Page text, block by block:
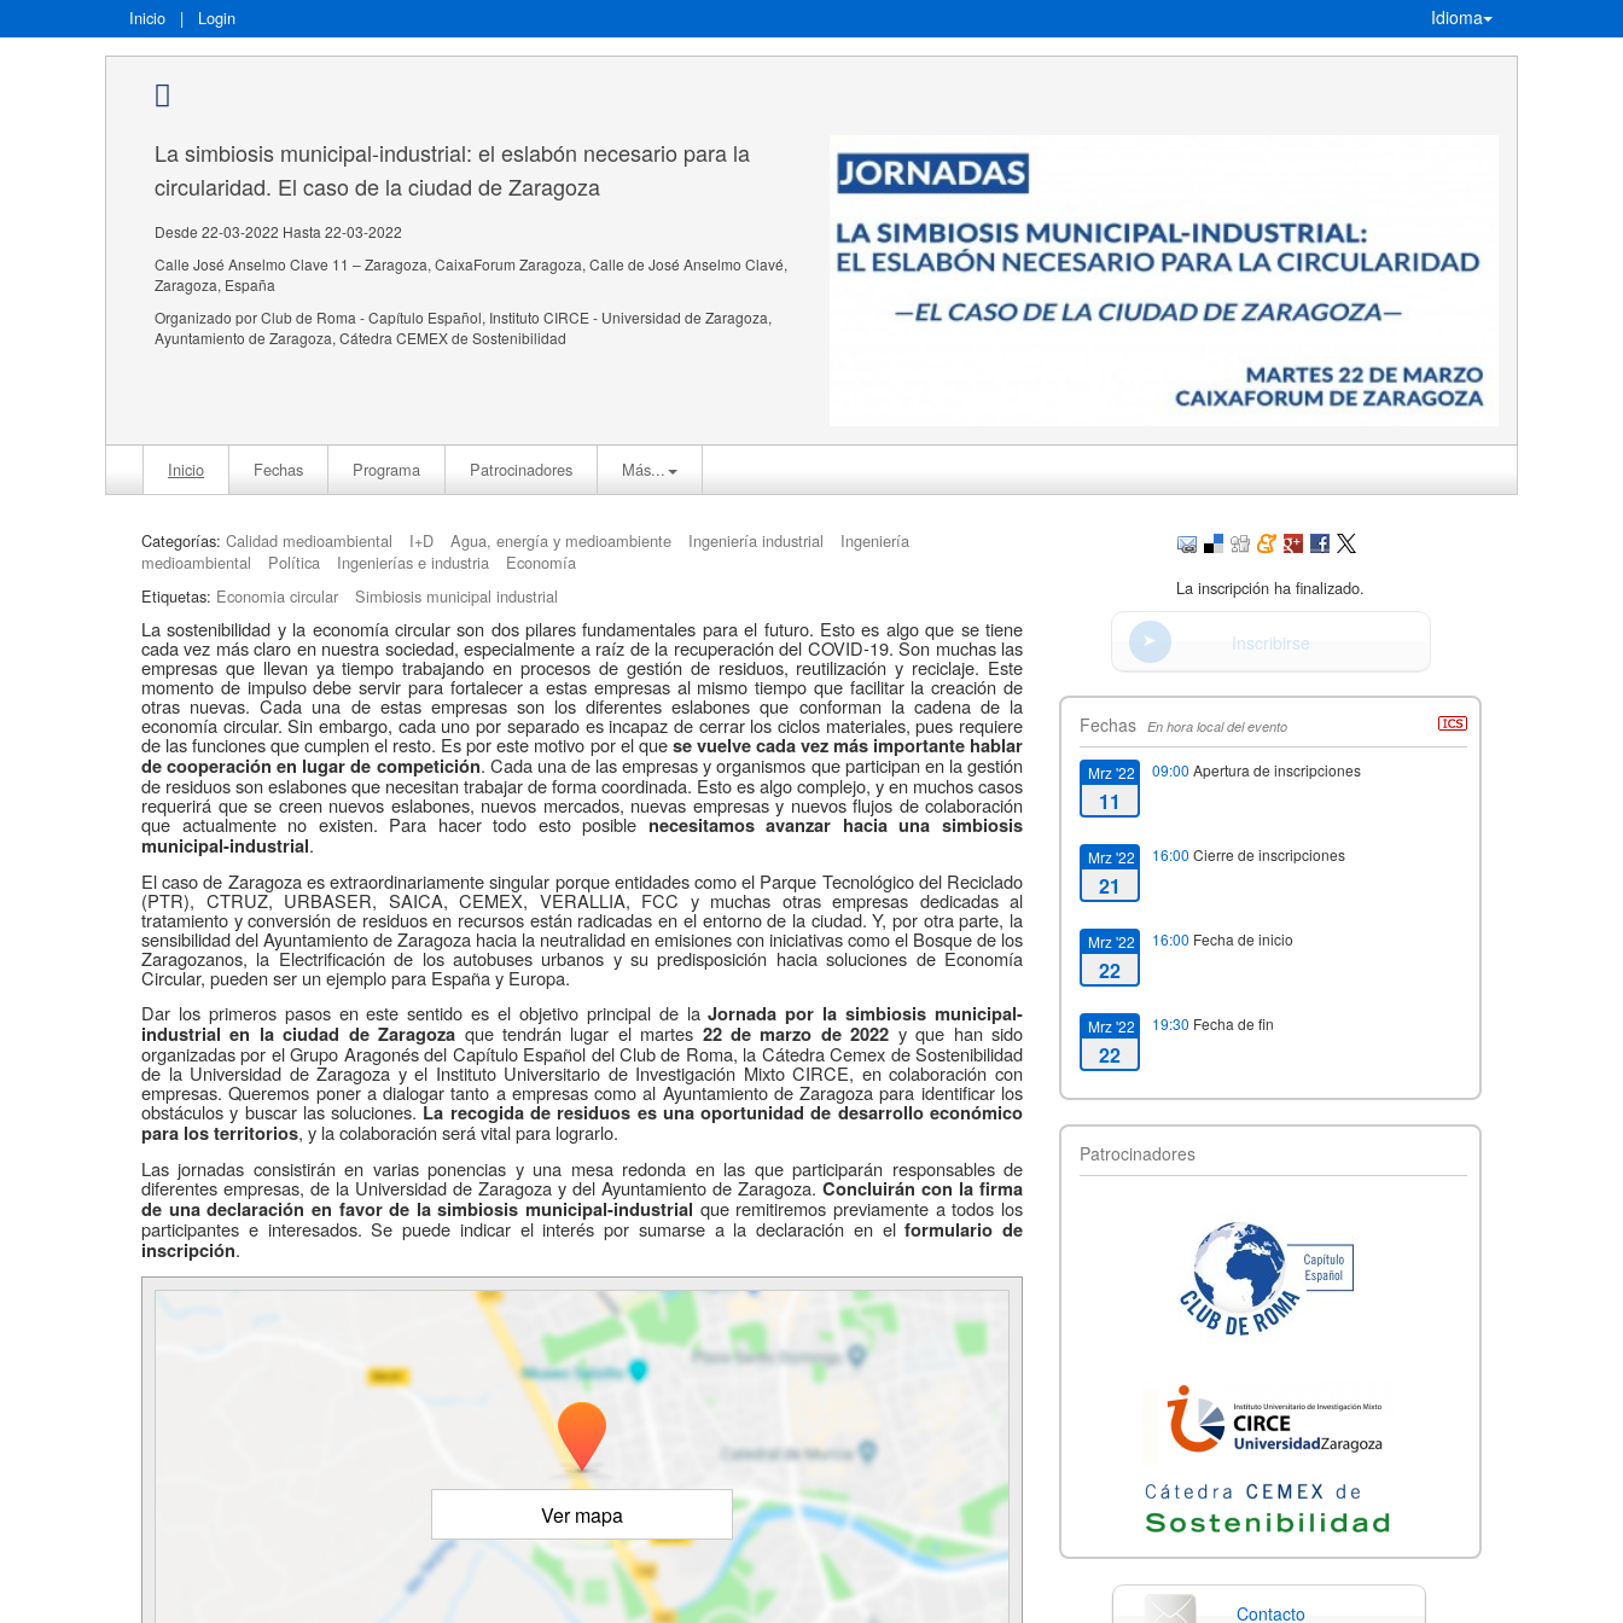
Inicio | Login Idioma
La simbiosis municipal-industrial: el eslabón necesario para la
circularidad. El caso de la ciudad de Zaragoza
Desde 22-03-2022 Hasta 22-03-2022
Calle José Anselmo Clave 11 – Zaragoza, CaixaForum Zaragoza, Calle de José Anselmo Clavé,
Zaragoza, España
Organizado por Club de Roma - Capítulo Español, Instituto CIRCE - Universidad de Zaragoza,
Ayuntamiento de Zaragoza, Cátedra CEMEX de Sostenibilidad
Inicio Fechas Programa Patrocinadores Más...
Categorías: Calidad medioambiental I+D Agua, energía y medioambiente Ingeniería industrial
Ingeniería
medioambiental
Política Ingenierías e industria
Economía
Etiquetas: Economia circular Simbiosis municipal industrial
La sostenibilidad y la economía circular son dos pilares fundamentales para el futuro. Esto es algo que se tiene
cada vez más claro en nuestra sociedad, especialmente a raíz de la recuperación del COVID-19. Son muchas las
empresas que llevan ya tiempo trabajando en procesos de gestión de residuos, reutilización y reciclaje. Este
momento de impulso debe servir para fortalecer a estas empresas al mismo tiempo que facilitar la creación de
otras nuevas. Cada una de estas empresas son los diferentes eslabones que conforman la cadena de la
economía circular. Sin embargo, cada uno por separado es incapaz de cerrar los ciclos materiales, pues requiere
de las funciones que cumplen el resto. Es por este motivo por el quese vuelve cada vez más importante hablar
de cooperación en lugar de competición. Cada una de las empresas y organismos que participan en la gestión
de residuos son eslabones que necesitan trabajar de forma coordinada. Esto es algo complejo, y en muchos casos
requerirá que se creen nuevos eslabones, nuevos mercados, nuevas empresas y nuevos flujos de colaboración
que actualmente no existen. Para hacer todo esto posible necesitamos avanzar hacia una simbiosis
municipal-industrial.
El caso de Zaragoza es extraordinariamente singular porque entidades como el Parque Tecnológico del Reciclado
(PTR), CTRUZ, URBASER, SAICA, CEMEX, VERALLIA, FCC y muchas otras empresas dedicadas al
tratamiento y conversión de residuos en recursos están radicadas en el entorno de la ciudad. Y, por otra parte, la
sensibilidad del Ayuntamiento de Zaragoza hacia la neutralidad en emisiones con iniciativas como el Bosque de los
Zaragozanos, la Electrificación de los autobuses urbanos y su predisposición hacia soluciones de Economía
Circular, pueden ser un ejemplo para España y Europa.
Dar los primeros pasos en este sentido es el objetivo principal de laJornada por la simbiosis municipal-
industrial en la ciudad de Zaragoza que tendrán lugar el martes 22 de marzo de 2022 y que han sido
organizadas por el Grupo Aragonés del Capítulo Español del Club de Roma, la Cátedra Cemex de Sostenibilidad
de la Universidad de Zaragoza y el Instituto Universitario de Investigación Mixto CIRCE, en colaboración con
empresas. Queremos poner a dialogar tanto a empresas como al Ayuntamiento de Zaragoza para identificar los
obstáculos y buscar las soluciones.La recogida de residuos es una oportunidad de desarrollo económico
para los territorios, y la colaboración será vital para lograrlo.
Las jornadas consistirán en varias ponencias y una mesa redonda en las que participarán responsables de
diferentes empresas, de la Universidad de Zaragoza y del Ayuntamiento de Zaragoza. Concluirán con la firma
de una declaración en favor de la simbiosis municipal-industrial que remitiremos previamente a todos los
participantes e interesados. Se puede indicar el interés por sumarse a la declaración en elformulario de
inscripción.
Ver mapa
La inscripción ha finalizado.
Inscribirse
Fechas En hora local del evento
Mrz '22
11
09:00 Apertura de inscripciones
Mrz '22
21
16:00 Cierre de inscripciones
Mrz '22
22
16:00 Fecha de inicio
Mrz '22
22
19:30 Fecha de fin
Patrocinadores
Contacto